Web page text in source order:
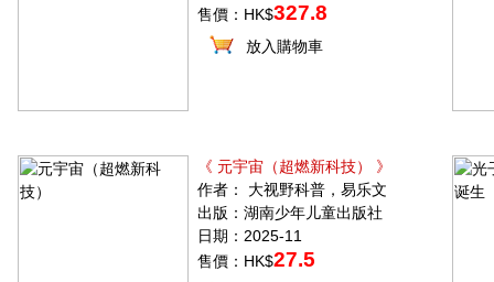
售價：HK$327.8
放入購物車
《 元宇宙（超燃新科技） 》
作者： 大视野科普，易乐文
出版：湖南少年儿童出版社
日期：2025-11
售價：HK$27.5